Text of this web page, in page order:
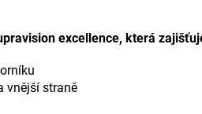
excellence, která
vnější straně